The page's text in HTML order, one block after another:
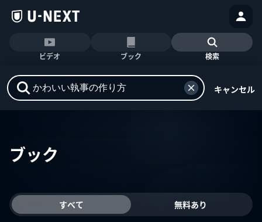
ビデオ ブック 検索
キャンセル
ブック
すべて 無料あり